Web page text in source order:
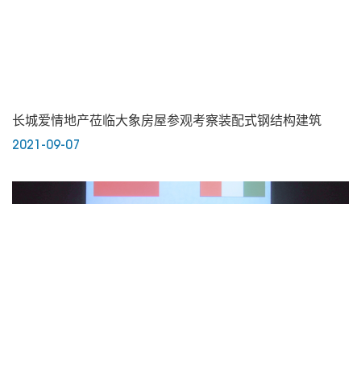
长城爱情地产莅临大象房屋参观考察装配式钢结构建筑
2021-09-07